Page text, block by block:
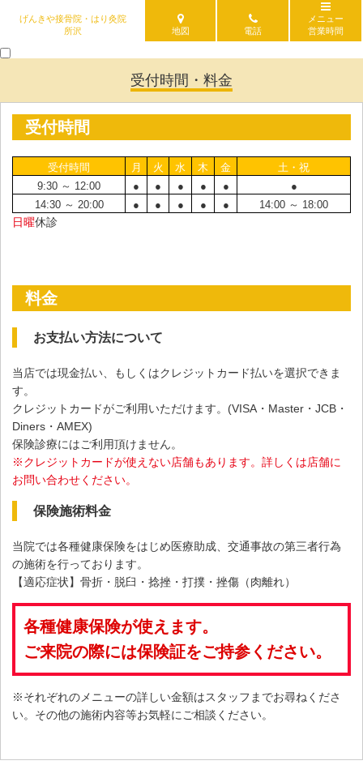
げんきや接骨院・はり灸院
所沢
地図 電話
メニュー
営業時間
受付時間・料金
受付時間
受付時間 月 火 水 木 金
土・祝
9:30 ～ 12:00
● ● ● ● ●
●
14:30 ～ 20:00
● ● ● ● ● 14:00 ～ 18:00
日曜休診
料金
お支払い方法について
当店では現金払い、もしくはクレジットカード払いを選択できま
す。
クレジットカードがご利用いただけます。(VISA・Master・JCB・
Diners・AMEX)
保険診療にはご利用頂けません。
※クレジットカードが使えない店舗もあります。詳しくは店舗に
お問い合わせください。
保険施術料金
当院では各種健康保険をはじめ医療助成、交通事故の第三者行為
の施術を行っております。
【適応症状】骨折・脱臼・捻挫・打撲・挫傷（肉離れ）
各種健康保険が使えます。
ご来院の際には保険証をご持参ください。
※それぞれのメニューの詳しい金額はスタッフまでお尋ねくださ
い。その他の施術内容等お気軽にご相談ください。